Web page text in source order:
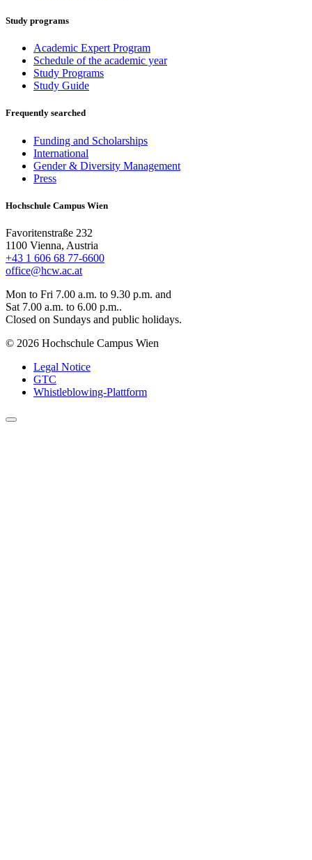
Study programs
Academic Expert Program
Schedule of the academic year
Study Programs
Study Guide
Frequently searched
Funding and Scholarships
International
Gender & Diversity Management
Press
Hochschule Campus Wien
Favoritenstraße 232
1100 Vienna, Austria
+43 1 606 68 77-6600
office@hcw.ac.at
Mon to Fri 7.00 a.m. to 9.30 p.m. and
Sat 7.00 a.m. to 6.00 p.m..
Closed on Sundays and public holidays.
© 2026 Hochschule Campus Wien
Legal Notice
GTC
Whistleblowing-Plattform